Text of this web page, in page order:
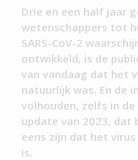
Drie en een half jaar
wetenschappers tot
SARS-CoV-2
ontwikkeld, is de
van vandaag dat het
natuurlijk was. En de
volhouden, zelfs in
update van 2023,
eens zijn dat het
is.